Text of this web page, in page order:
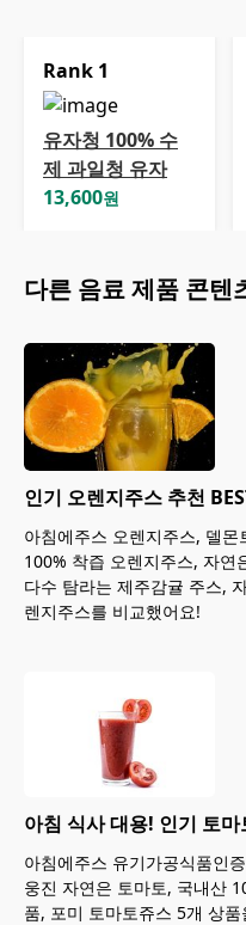
Rank 1
유자청 100% 수
제 과일청 유자
13,600원
다른 음료제품 콘텐
인기 오렌지주스 추천
아침에주스 오렌지주스, 델
100% 착즙 오렌지주스, 자연
다수 탐라는 제주감귤 주스,
렌지주스를 비교했어요!
아침 식사 대용! 인기 토
아침에주스 유기가공식품인
웅진 자연은 토마토, 국내산
품, 포미 토마토쥬스 5개 상